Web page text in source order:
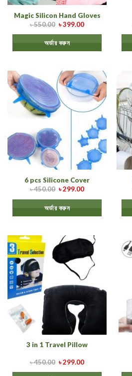
Magic Silicon Hand Gloves
৳550.00 ৳399.00
অর্ডার করুন
6 pcs Silicone Cover
৳450.00 ৳299.00
অর্ডার করুন
3 in 1 Travel Pillow
৳450.00 ৳299.00